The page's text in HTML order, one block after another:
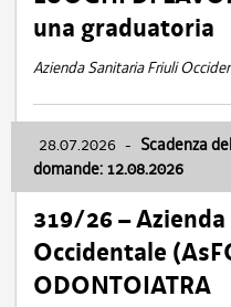
una graduatoria
Azienda Sanitaria Friuli
28.07.2026 - Scadenza
domande: 12.08.2026
319/26 –
Occidentale
ODONTOIATRA